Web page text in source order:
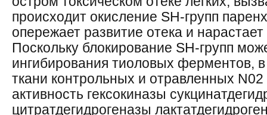
происходит окисление SH-групп
опережает развитие отека и
Поскольку блокирование SH-групп
ингибирования тиоловых ферментов, в
ткани контрольных и отравленных
активность гексокиназы
цитратдегидрогеназы